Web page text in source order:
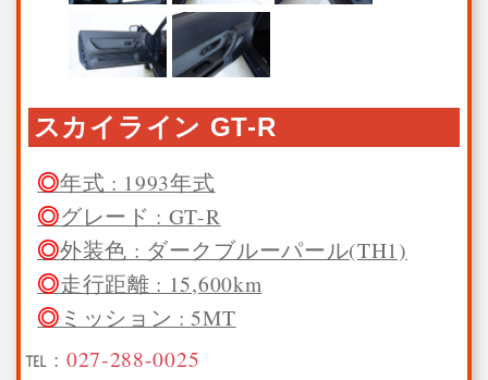
スカイライン GT-R
年式 : 1993年式
グレード : GT-R
外装色 : ダークブルーパール(TH1)
走行距離 : 15,600km
ミッション : 5MT
℡ : 027-288-0025